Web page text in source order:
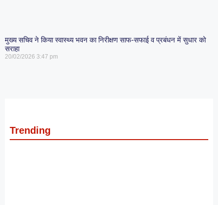
मुख्य सचिव ने किया स्वास्थ्य भवन का निरीक्षण साफ-सफाई व प्रबंधन में सुधार को
सराहा
20/02/2026 3:47 pm
Trending